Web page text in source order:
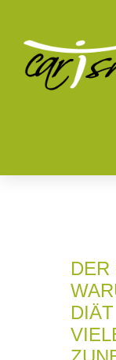
DER
DIÄT